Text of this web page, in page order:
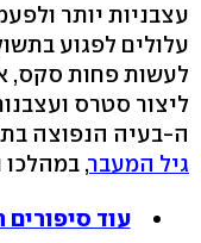
עצבניות יותר
עלולים לפגוע
לעשות פחות סקס,
ליצור סטרס
ה-בעיה הנפוצה
גיל המעבר, במהלכו
עוד